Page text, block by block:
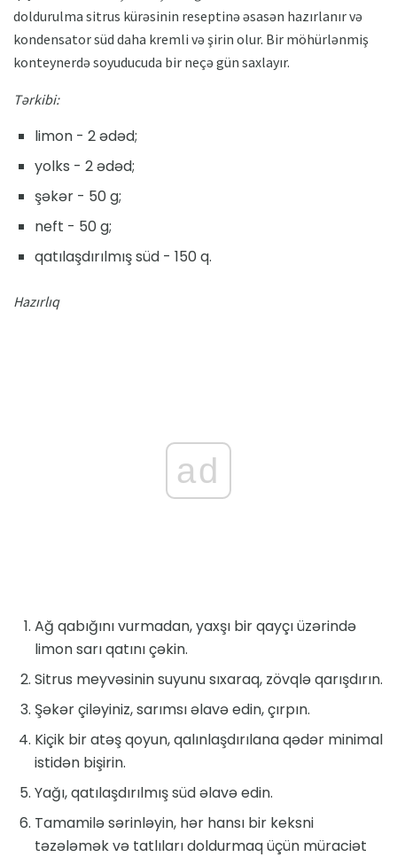
doldurulma sitrus kürəsinin reseptinə əsasən hazırlanır və
kondensator süd daha kremli və şirin olur. Bir möhürlənmiş
konteynerdə soyuducuda bir neçə gün saxlayır.
Tərkibi:
limon - 2 ədəd;
yolks - 2 ədəd;
şəkər - 50 g;
neft - 50 g;
qatılaşdırılmış süd - 150 q.
Hazırlıq
ad
Ağ qabığını vurmadan, yaxşı bir qayçı üzərində
limon sarı qatını çəkin.
Sitrus meyvəsinin suyunu sıxaraq, zövqlə qarışdırın.
Şəkər çiləyiniz, sarımsı əlavə edin, çırpın.
Kiçik bir atəş qoyun, qalınlaşdırılana qədər minimal
istidən bişirin.
Yağı, qatılaşdırılmış süd əlavə edin.
Tamamilə sərinləyin, hər hansı bir keksni
təzələmək və tatlıları doldurmaq üçün müraciət